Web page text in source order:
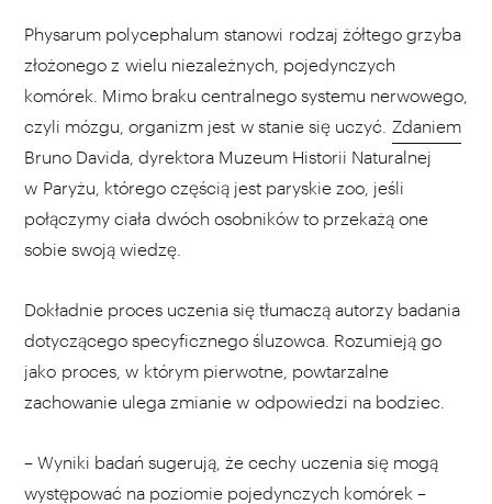
Physarum polycephalum stanowi rodzaj żółtego grzyba
złożonego z wielu niezależnych, pojedynczych
komórek. Mimo braku centralnego systemu nerwowego,
czyli mózgu, organizm jest w stanie się uczyć. Zdaniem
Bruno Davida, dyrektora Muzeum Historii Naturalnej
w Paryżu, którego częścią jest paryskie zoo, jeśli
połączymy ciała dwóch osobników to przekażą one
sobie swoją wiedzę.
Dokładnie proces uczenia się tłumaczą autorzy badania
dotyczącego specyficznego śluzowca. Rozumieją go
jako proces, w którym pierwotne, powtarzalne
zachowanie ulega zmianie w odpowiedzi na bodziec.
– Wyniki badań sugerują, że cechy uczenia się mogą
występować na poziomie pojedynczych komórek –